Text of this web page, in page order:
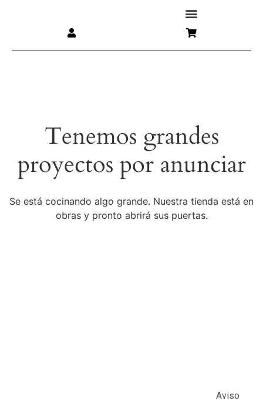
Tenemos grandes
proyectos por anunciar
Se está cocinando algo grande. Nuestra tienda está en
obras y pronto abrirá sus puertas.
Aviso